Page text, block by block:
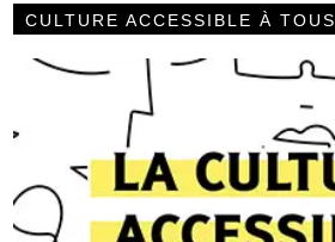
CULTURE ACCESSIBLE À TOUS